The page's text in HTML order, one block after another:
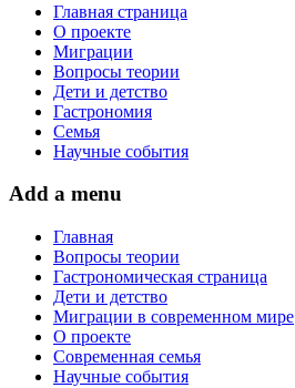
Главная страница
О проекте
Миграции
Вопросы теории
Дети и детство
Гастрономия
Семья
Научные события
Add a menu
Главная
Вопросы теории
Гастрономическая страница
Дети и детство
Миграции в современном мире
О проекте
Современная семья
Научные события